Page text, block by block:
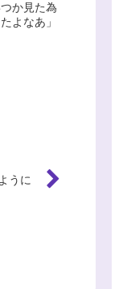
か見た為
よなあ」
うに